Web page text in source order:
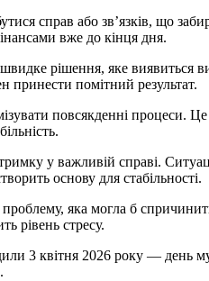
справ або зв’язків, що
вже до кінця дня.
рішення, яке виявиться
принести помітний результат.
повсякденні процеси.
у важливій справі.
основу для стабільності.
яка могла б
рівень стресу.
3 квітня 2026 року — день